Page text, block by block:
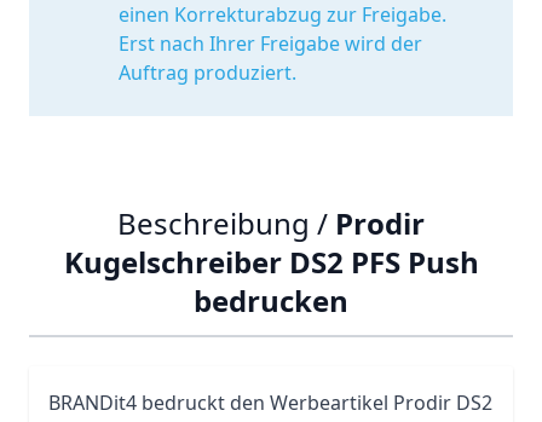
einen Korrekturabzug zur Freigabe.
Erst nach Ihrer Freigabe wird der
Auftrag produziert.
Beschreibung / Prodir
Kugelschreiber DS2 PFS Push
bedrucken
BRANDit4 bedruckt den Werbeartikel Prodir DS2